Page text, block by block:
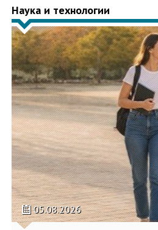
Наука и технологии
05.08.2026